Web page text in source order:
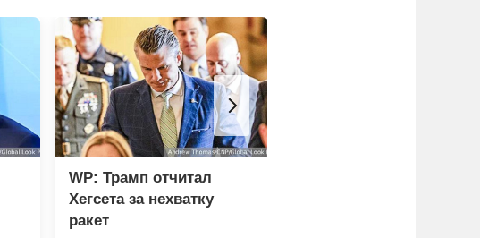
WP: Трамп отчитал
Хегсета за нехватку
ракет